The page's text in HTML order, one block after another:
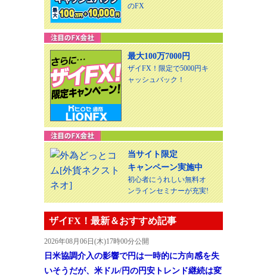
のFX
最大100万7000円
ザイFX！限定で5000円キ
ャッシュバック！
当サイト限定
キャンペーン実施中
初心者にうれしい無料オ
ンラインセミナーが充実!
ザイFX！最新＆おすすめ記事
2026年08月06日(木)17時00分公開
日米協調介入の影響で円は一時的に方向感を失
いそうだが、米ドル/円の円安トレンド継続は変